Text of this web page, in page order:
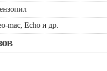
mac, Echo и др.